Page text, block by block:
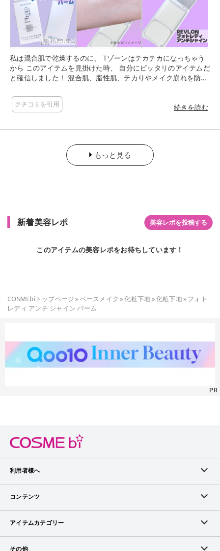
私は混合肌で乾燥するのに、 Tゾーンはテカテカになっちゃう
から このアイテムを見掛けた時、 自分にピッタリのアイテムだ
と確信しました！ 混合肌、脂性肌、テカりやメイク崩れを防ぎ
なので、 お出かけ時の持ち運びにも便利で メイク直しにも活躍
♪ バームだからベタつくんじゃないかと心配したのですが 意外
のが不思議！ 毛穴・テカリ※ ※ メイクアップ効果による
クチコミを引用 続きを読む
もっと見る
新着美容レポ 美容レポを投稿する
このアイテムの美容レポをお待ちしています！
COSMEbiトップページ» ベースメイク »化粧下地»化粧下地» フォト
レディ アンチ シャイン バーム
PR
利用者様へ
メンバーログイン
メンバー会員について
コンテンツ
ランキング
アイテムカテゴリー
スキンケア
その他